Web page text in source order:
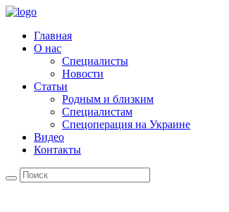
Главная
О нас
Специалисты
Новости
Статьи
Родным и близким
Специалистам
Спецоперация на Украине
Видео
Контакты